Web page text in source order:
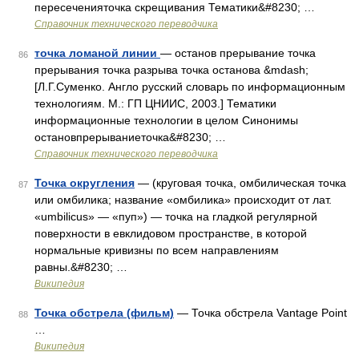
пересеченияточка скрещивания Тематики&#8230; …
Справочник технического переводчика
86 точка ломаной линии — останов прерывание точка
прерывания точка разрыва точка останова &mdash;
[Л.Г.Суменко. Англо русский словарь по информационным
технологиям. М.: ГП ЦНИИС, 2003.] Тематики
информационные технологии в целом Синонимы
остановпрерываниеточка&#8230; …
Справочник технического переводчика
87 Точка округления — (круговая точка, омбилическая точка
или омбилика; название «омбилика» происходит от лат.
«umbilicus» ― «пуп») ― точка на гладкой регулярной
поверхности в евклидовом пространстве, в которой
нормальные кривизны по всем направлениям
равны.&#8230; …
Википедия
88 Точка обстрела (фильм) — Точка обстрела Vantage Point
Википедия